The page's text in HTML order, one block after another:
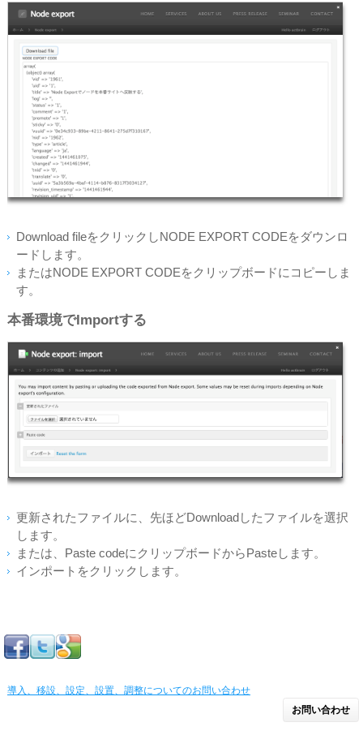
Download fileをクリックしNODE EXPORT CODEをダウンロ
ードします。
またはNODE EXPORT CODEをクリップボードにコピーしま
す。
本番環境でImportする
更新されたファイルに、先ほどDownloadしたファイルを選択
します。
または、Paste codeにクリップボードからPasteします。
インポートをクリックします。
導入、移設、設定、設置、調整についてのお問い合わせ
お問い合わせ